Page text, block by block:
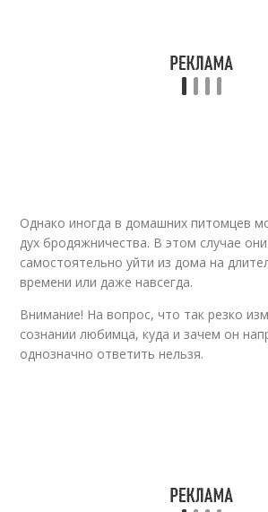
Однако иногда в домашних питомцев
дух бродяжничества. В этом случае
самостоятельно уйти из дома на
времени или даже навсегда.
Внимание! На вопрос, что так резко
сознании любимца, куда и зачем он
однозначно ответить нельзя.